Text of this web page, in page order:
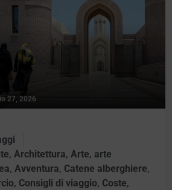
27, 2026
,Architettura,Arte, arte
,Avventura, Catene alberghiere,
, Consigli di viaggio, Coste,